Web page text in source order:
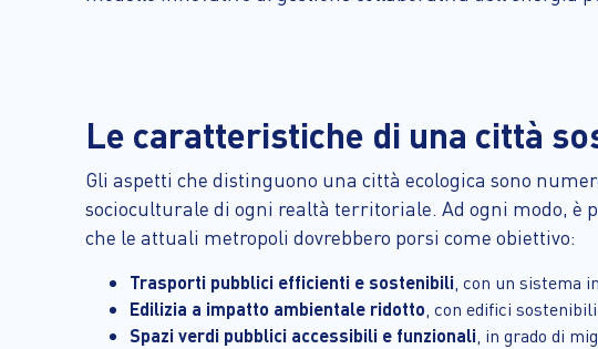
Le caratteristiche di una città
Gli aspetti che distinguono una città ecologica sono
socioculturale di ogni realtà territoriale. Ad ogni modo, è
che le attuali metropoli dovrebbero porsi come obiettivo:
Trasporti pubblici efficienti e sostenibili , con un
Edilizia a impatto ambientale ridotto , con edifici
Spazi verdi pubblici accessibili e funzionali , in grado di